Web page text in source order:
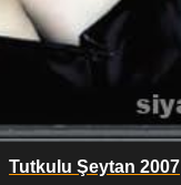
Tutkulu Şeytan 2007